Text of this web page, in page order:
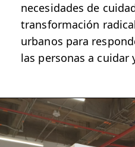
necesidades de
transformación
urbanos para
las personas a cuidar